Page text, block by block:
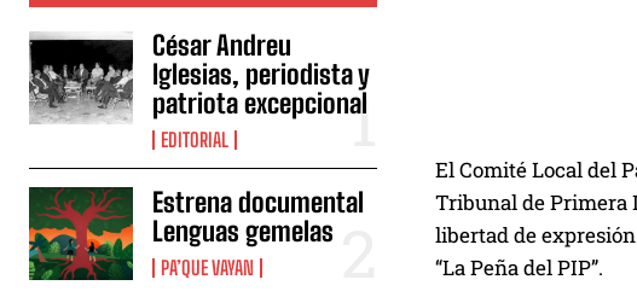
César Andreu
Iglesias, periodista y
patriota excepcional
EDITORIAL
Estrena documental
Lenguas gemelas
PA’QUE VAYAN
El Comité Local del
Tribunal de Primera
libertad de
“La Peña del PIP”.